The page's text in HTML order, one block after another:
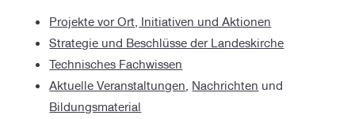
Projekte vor Ort, Initiativen und Aktionen
Strategie und Beschlüsse der Landeskirche
Technisches Fachwissen
Aktuelle Veranstaltungen, Nachrichten und
Bildungsmaterial